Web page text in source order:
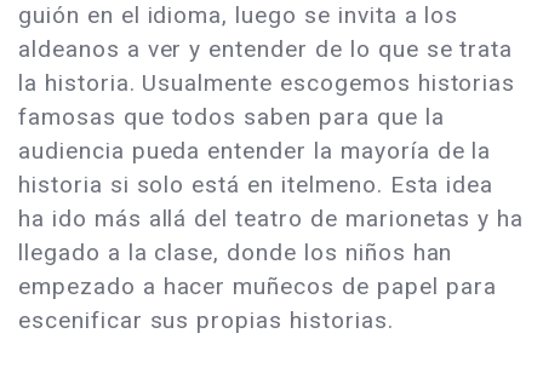
guión en el idioma, luego se invita a los
aldeanos a ver y entender de lo que se trata
la historia. Usualmente escogemos historias
famosas que todos saben para que la
audiencia pueda entender la mayoría de la
historia si solo está en itelmeno. Esta idea
ha ido más allá del teatro de marionetas y ha
llegado a la clase, donde los niños han
empezado a hacer muñecos de papel para
escenificar sus propias historias.